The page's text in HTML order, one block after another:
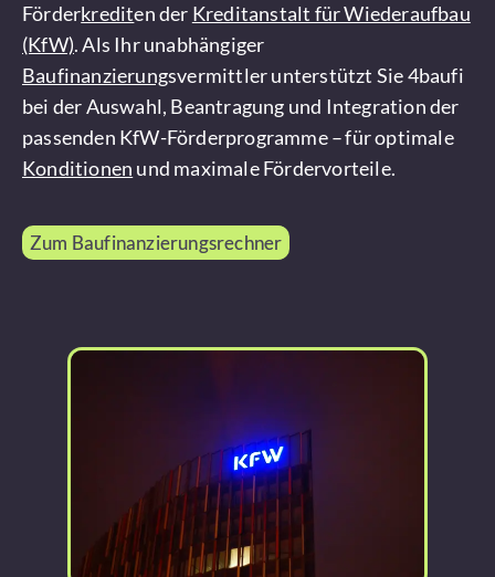
Förderkrediten der Kreditanstalt für Wiederaufbau
(KfW). Als Ihr unabhängiger
Baufinanzierungsvermittler unterstützt Sie 4baufi
bei der Auswahl, Beantragung und Integration der
passenden KfW-Förderprogramme – für optimale
Konditionen und maximale Fördervorteile.
Zum Baufinanzierungsrechner